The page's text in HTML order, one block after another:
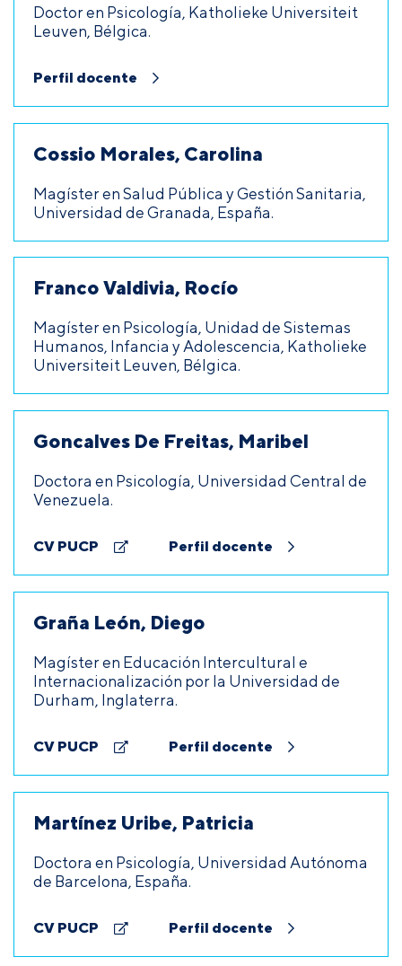
Doctor en Psicología, Katholieke Universiteit
Leuven, Bélgica.
Perfil docente
Cossio Morales, Carolina
Magíster en Salud Pública y Gestión Sanitaria,
Universidad de Granada, España.
Franco Valdivia, Rocío
Magíster en Psicología, Unidad de Sistemas
Humanos, Infancia y Adolescencia, Katholieke
Universiteit Leuven, Bélgica.
Goncalves De Freitas, Maribel
Doctora en Psicología, Universidad Central de
Venezuela.
CV PUCP Perfil docente
Graña León, Diego
Magíster en Educación Intercultural e
Internacionalización por la Universidad de
Durham, Inglaterra.
CV PUCP Perfil docente
Martínez Uribe, Patricia
Doctora en Psicología, Universidad Autónoma
de Barcelona, España.
CV PUCP Perfil docente